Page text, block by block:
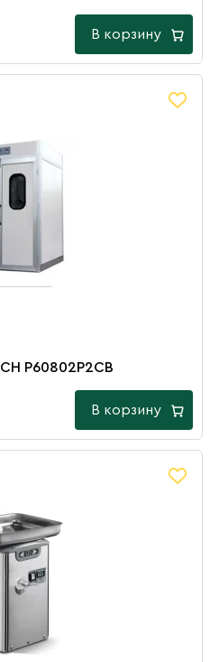
В корзину
P60802P2CB
В корзину